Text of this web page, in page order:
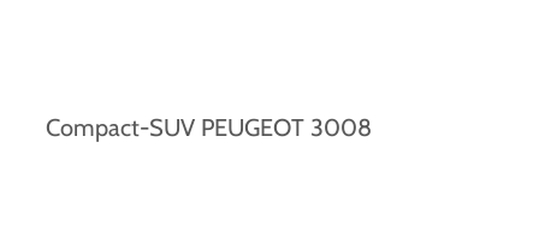
Compact-SUV PEUGEOT 3008